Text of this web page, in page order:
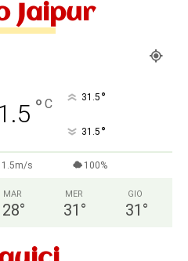
Jaipur
° C 31.5 °
31.5 °
1.5m/s 100%
MAR
28°
MER
31 °
GIO
31 °